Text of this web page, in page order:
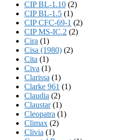
CIP BL-1.10 (2)
CIP BL-1.5 (1)
CIP CFC-69-1 (2)
CIP MS-IC.2 (2)
Cira (1)
Cisa (1980) (2)
Cita (1)
Civa (1)
Clarissa (1)
Clarke 961 (1)
Claudia (2)
Claustar(1)
Cleopatra (1)
Climax (2)
Clivia (1)